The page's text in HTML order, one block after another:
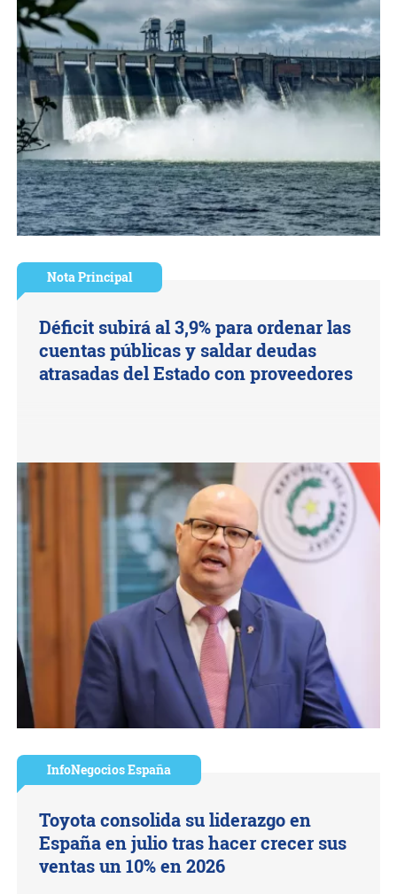
Nota Principal
Déficit subirá al 3,9% para ordenar las
cuentas públicas y saldar deudas
atrasadas del Estado con proveedores
InfoNegocios España
Toyota consolida su liderazgo en
España en julio tras hacer crecer sus
ventas un 10% en 2026